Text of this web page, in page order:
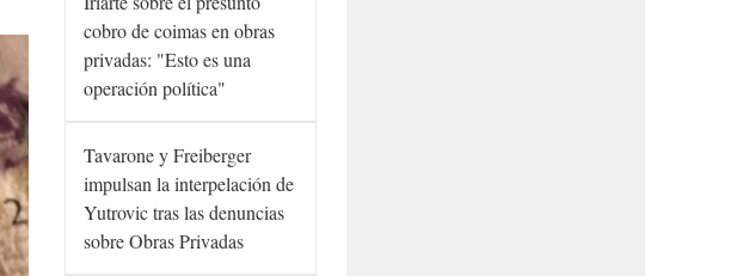
cobro de coimas en obras
privadas: "Esto es una
operación política"
Tavarone y Freiberger
impulsan la interpelación de
Yutrovic tras las denuncias
sobre Obras Privadas